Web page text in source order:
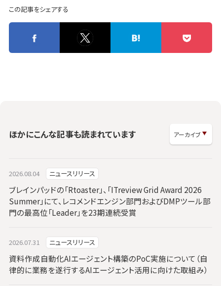
この記事をシェアする
ほかにこんな記事も読まれています
2026.08.04 ニュースリリース
ブレインパッドの「Rtoaster」、「ITreview Grid Award 2026
Summer」にて、レコメンドエンジン部門およびDMPツール部
門の最高位「Leader」を23期連続受賞
2026.07.31 ニュースリリース
資料作成自動化AIエージェント構築のPoC実施について（自
律的に業務を遂行するAIエージェント活用に向けた取組み）